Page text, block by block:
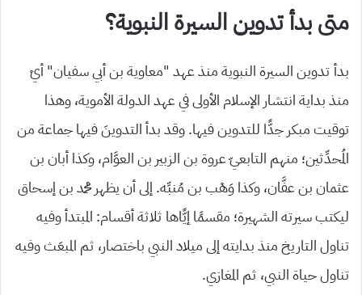
متى بدأ تدوين السيرة النبوية؟
بدأ تدوين السيرة النبوية منذ عهد “معاوية بن أبي سفيان” أيْ
منذ بداية انتشار الإسلام الأولى في عهد الدولة الأموية، وهذا
توقيت مبكر جدًّا للتدوين فيها. وقد بدأ التدوينَ فيها جماعة من
المُحدِّثين؛ منهم التابعيّ عروة بن الزبير بن العوَّام، وكذا أبان بن
عثمان بن عفَّان، وكذا وَهْب بن مُنبِّه. إلى أن يظهر محمد بن إسحاق
ليكتب سيرته الشهيرة؛ مقسمًا إيًّاها ثلاثة أقسام: المبتدأ وفيه
تناول التاريخ منذ بدايته إلى ميلاد النبي باختصار، ثم المبعَث وفيه
تناول حياة النبي، ثم المغازي.